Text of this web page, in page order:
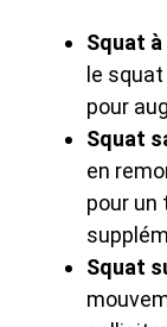
Squat à
le
pour
Squat
en
pour un
Squat